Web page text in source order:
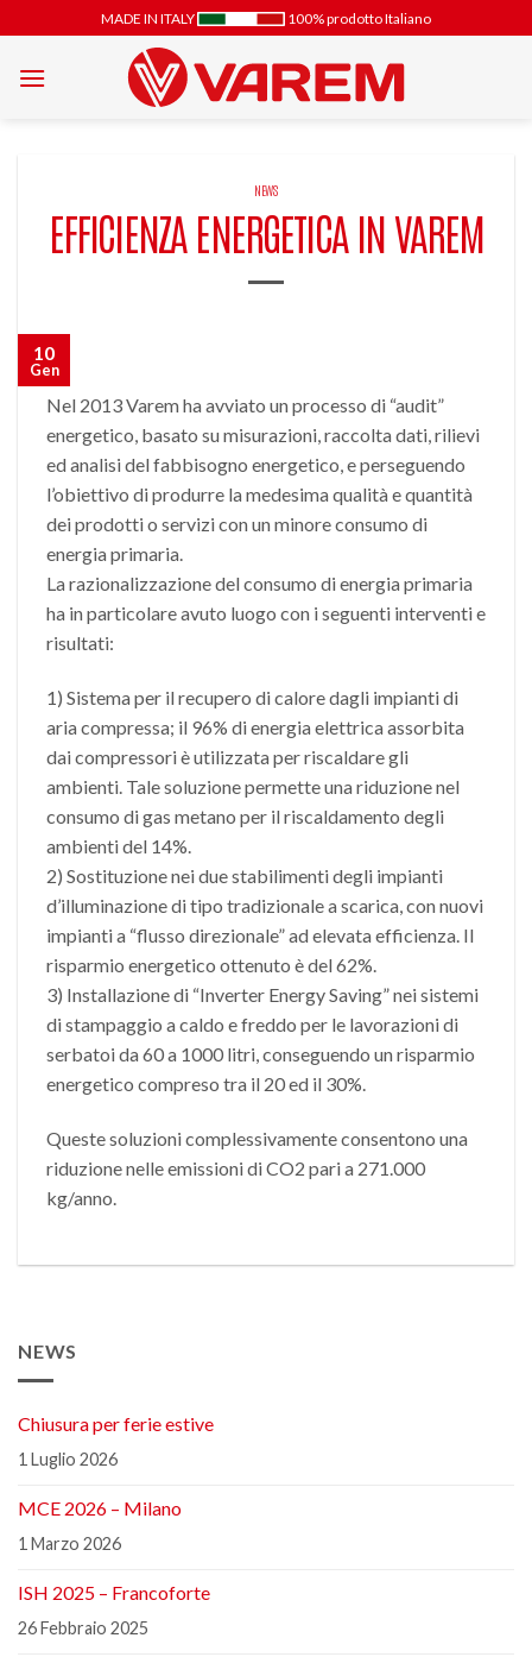
ai
contenuti
MADE IN ITALY 100% prodotto Italiano
NEWS
EFFICIENZA ENERGETICA IN VAREM
10
Gen
Nel 2013 Varem ha avviato un processo di “audit”
energetico, basato su misurazioni, raccolta dati, rilievi
ed analisi del fabbisogno energetico, e perseguendo
l’obiettivo di produrre la medesima qualità e quantità
dei prodotti o servizi con un minore consumo di
energia primaria.
La razionalizzazione del consumo di energia primaria
ha in particolare avuto luogo con i seguenti interventi e
risultati:
1) Sistema per il recupero di calore dagli impianti di
aria compressa; il 96% di energia elettrica assorbita
dai compressori è utilizzata per riscaldare gli
ambienti. Tale soluzione permette una riduzione nel
consumo di gas metano per il riscaldamento degli
ambienti del 14%.
2) Sostituzione nei due stabilimenti degli impianti
d’illuminazione di tipo tradizionale a scarica, con nuovi
impianti a “flusso direzionale” ad elevata efficienza. Il
risparmio energetico ottenuto è del 62%.
3) Installazione di “Inverter Energy Saving” nei sistemi
di stampaggio a caldo e freddo per le lavorazioni di
serbatoi da 60 a 1000 litri, conseguendo un risparmio
energetico compreso tra il 20 ed il 30%.
Queste soluzioni complessivamente consentono una
riduzione nelle emissioni di CO2 pari a 271.000
kg/anno.
NEWS
Chiusura per ferie estive
1 Luglio 2026
MCE 2026 – Milano
1 Marzo 2026
ISH 2025 – Francoforte
26 Febbraio 2025